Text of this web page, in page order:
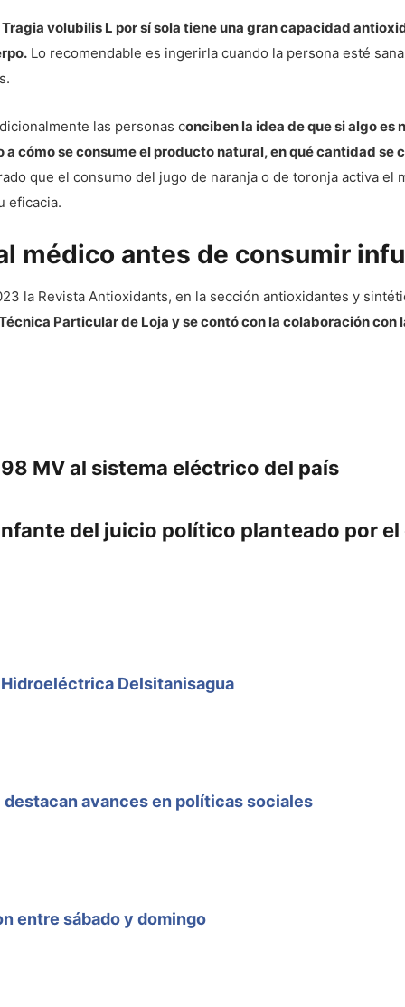
Tragia volubilis L por sí sola tiene una gran capacidad
Lo recomendable es ingerirla cuando la persona esté
las personas conciben la idea de que si algo es
cómo se consume el producto natural, en qué cantidad se
que el consumo del jugo de naranja o de toronja activa el
eficacia.
médico antes de consumir
la Revista Antioxidants, en la sección antioxidantes y
Particular de Loja y se contó con la colaboración con
MV al sistema eléctrico del país
del juicio político planteado por
Delsitanisagua
avances en políticas sociales
entre sábado y domingo